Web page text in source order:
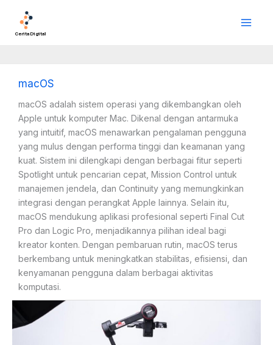
kontenCerita Digital
macOS
macOS adalah sistem operasi yang dikembangkan oleh
Apple untuk komputer Mac. Dikenal dengan antarmuka
yang intuitif, macOS menawarkan pengalaman pengguna
yang mulus dengan performa tinggi dan keamanan yang
kuat. Sistem ini dilengkapi dengan berbagai fitur seperti
Spotlight untuk pencarian cepat, Mission Control untuk
manajemen jendela, dan Continuity yang memungkinkan
integrasi dengan perangkat Apple lainnya. Selain itu,
macOS mendukung aplikasi profesional seperti Final Cut
Pro dan Logic Pro, menjadikannya pilihan ideal bagi
kreator konten. Dengan pembaruan rutin, macOS terus
berkembang untuk meningkatkan stabilitas, efisiensi, dan
kenyamanan pengguna dalam berbagai aktivitas
komputasi.
macOS